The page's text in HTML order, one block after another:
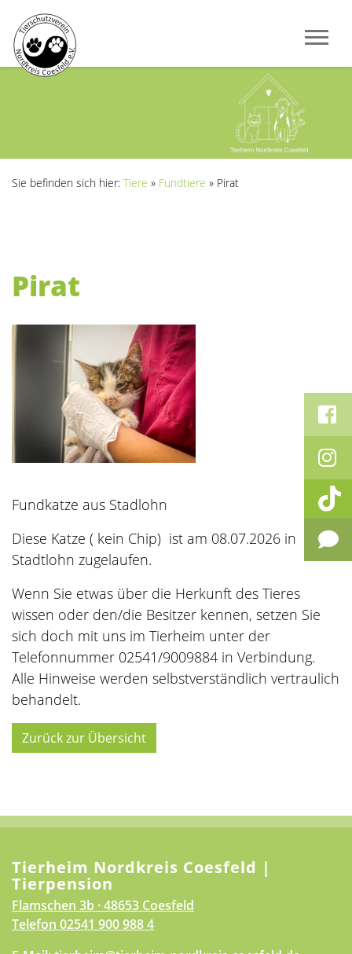
Sie befinden sich hier: Tiere » Fundtiere » Pirat
Pirat
Fundkatze aus Stadlohn
Diese Katze ( kein Chip) ist am 08.07.2026 in
Stadtlohn zugelaufen.
Wenn Sie etwas über die Herkunft des Tieres
wissen oder den/die Besitzer kennen, setzen Sie
sich doch mit uns im Tierheim unter der
Telefonnummer 02541/9009884 in Verbindung.
Alle Hinweise werden selbstverständlich vertraulich
behandelt.
Zurück zur Übersicht
Tierheim Nordkreis Coesfeld |
Tierpension
Flamschen 3b · 48653 Coesfeld
Telefon 02541 900 988 4